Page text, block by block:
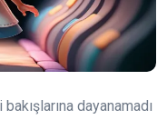
dayanamadı